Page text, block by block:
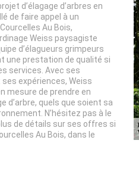
d’élagage d’arbres en
de faire appel à un
Au Bois,
Weiss paysagiste
d’élagueurs grimpeurs
une prestation de qualité si
services. Avec ses
expériences, Weiss
mesure de prendre en
d’arbre, quels que soient sa
N’hésitez pas à le
de détails sur ses offres si
Au Bois, dans le